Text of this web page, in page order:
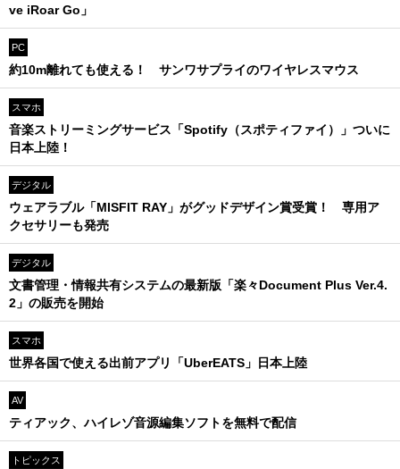
ve iRoar Go」
PC
約10m離れても使える！ サンワサプライのワイヤレスマウス
スマホ
音楽ストリーミングサービス「Spotify（スポティファイ）」ついに
日本上陸！
デジタル
ウェアラブル「MISFIT RAY」がグッドデザイン賞受賞！ 専用ア
クセサリーも発売
デジタル
文書管理・情報共有システムの最新版「楽々Document Plus Ver.4.
2」の販売を開始
スマホ
世界各国で使える出前アプリ「UberEATS」日本上陸
AV
ティアック、ハイレゾ音源編集ソフトを無料で配信
トピックス